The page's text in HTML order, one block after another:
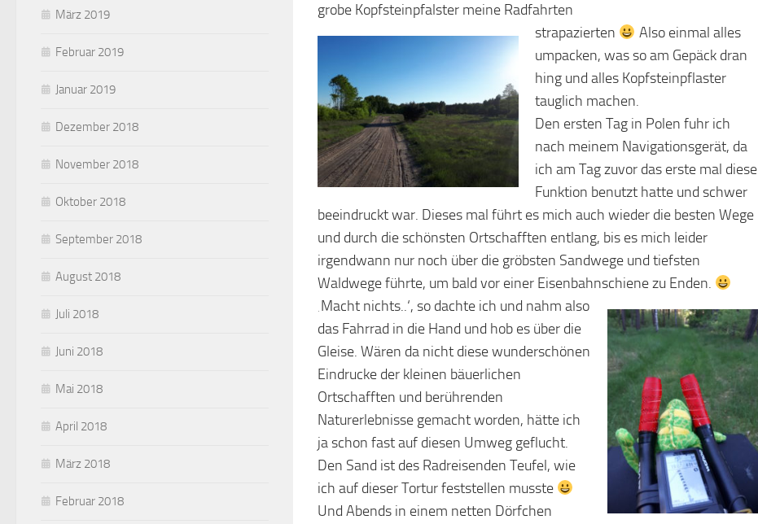
grobe Kopfsteinpfalster meine Radfahrten
strapazierten
Also einmal alles
umpacken, was so am Gepäck dran
hing und alles Kopfsteinpflaster
tauglich machen.
Den ersten Tag in Polen fuhr ich
nach meinem Navigationsgerät, da
ich am Tag zuvor das erste mal diese
Funktion benutzt hatte und schwer
beeindruckt war. Dieses mal führt es mich auch wieder die besten Wege
und durch die schönsten Ortschafften entlang, bis es mich leider
irgendwann nur noch über die gröbsten Sandwege und tiefsten
Waldwege führte, um bald vor einer Eisenbahnschiene zu Enden.
‚Macht nichts..‘, so dachte ich und nahm also
das Fahrrad in die Hand und hob es über die
Gleise. Wären da nicht diese wunderschönen
Eindrucke der kleinen bäuerlichen
Ortschafften und berührenden
Naturerlebnisse gemacht worden, hätte ich
ja schon fast auf diesen Umweg geflucht.
Den Sand ist des Radreisenden Teufel, wie
ich auf dieser Tortur feststellen musste
Und Abends in einem netten Dörfchen
März 2019
Februar 2019
Januar 2019
Dezember 2018
November 2018
Oktober 2018
September 2018
August 2018
Juli 2018
Juni 2018
Mai 2018
April 2018
März 2018
Februar 2018